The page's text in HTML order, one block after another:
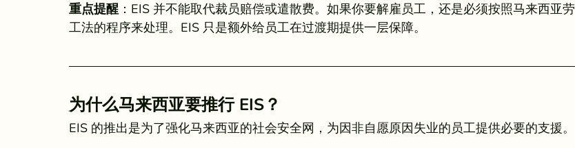
重点提醒：EIS 并不能取代裁员赔偿或遣散费。如果你要解雇员工，还是必须按照马来西亚劳
工法的程序来处理。EIS 只是额外给员工在过渡期提供一层保障。
为什么马来西亚要推行 EIS？
EIS 的推出是为了强化马来西亚的社会安全网，为因非自愿原因失业的员工提供必要的支援。